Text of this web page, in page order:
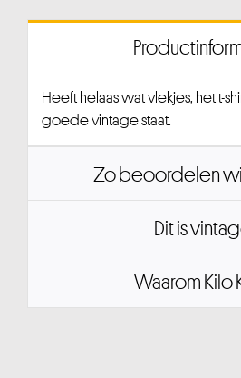
Heeft helaas wat vlekjes, het t-
goede vintage staat.
Zo beoordelen
Dit is
Waarom Kilo